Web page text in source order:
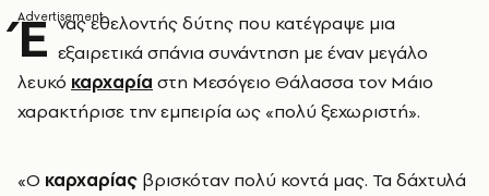
Έ νας εθελοντής δύτης που κατέγραψε μια
εξαιρετικά σπάνια συνάντηση με έναν μεγάλο
λευκό καρχαρία στη Μεσόγειο Θάλασσα τον Μάιο
χαρακτήρισε την εμπειρία ως «πολύ ξεχωριστή».
«Ο καρχαρίας βρισκόταν πολύ κοντά μας. Τα δάχτυλά